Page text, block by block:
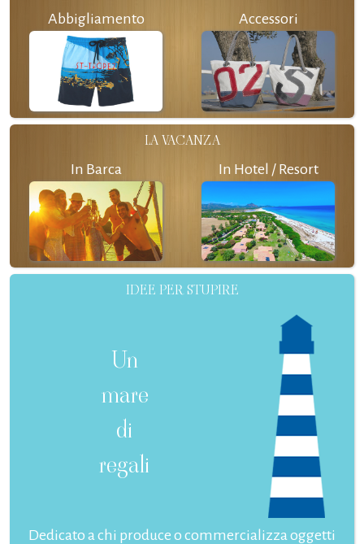
Abbigliamento Accessori
LA VACANZA
In Barca In Hotel / Resort
IDEE PER STUPIRE
Un
mare
di
regali
Dedicato a chi produce o commercializza oggetti